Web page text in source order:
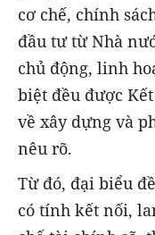
cơ chế, chính
đầu tư từ Nhà
chủ động, linh
biệt đều được
về xây dựng và
nêu rõ.
Từ đó, đại biểu
có tính kết nối,